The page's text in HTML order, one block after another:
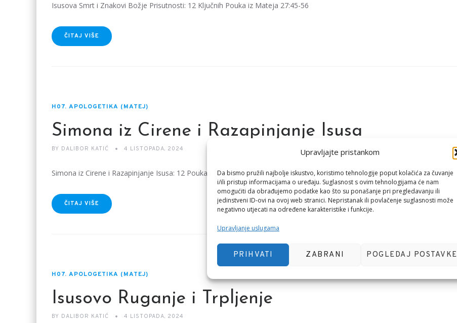
Upravljajte pristankom
Da bismo pružili najbolje iskustvo, koristimo tehnologije poput kolačića za čuvanje
i/ili pristup informacijama o uređaju. Suglasnost s ovim tehnologijama će nam
omogućiti da obrađujemo podatke kao što su ponašanje pri pregledavanju ili
jedinstveni ID-ovi na ovoj web stranici. Nepristanak ili povlačenje suglasnosti može
negativno utjecati na određene karakteristike i funkcije.
Upravljanje uslugama
PRIHVATI ZABRANI POGLEDAJ POSTAVKE
Isusova Smrt i Znakovi Božje Prisutnosti: 12 Ključnih Pouka iz Mateja 27:45-56
ČITAJ VIŠE
H07. APOLOGETIKA (MATEJ)
Simona iz Cirene i Razapinjanje Isusa
BY DALIBOR KATIĆ 4 LISTOPADA, 2024
Simona iz Cirene i Razapinjanje Isusa: 12 Pouka iz Mateja 27:32-44
ČITAJ VIŠE
H07. APOLOGETIKA (MATEJ)
Isusovo Ruganje i Trpljenje
BY DALIBOR KATIĆ 4 LISTOPADA, 2024